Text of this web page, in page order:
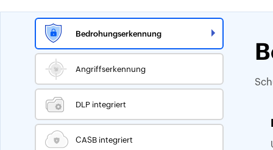
Bedrohungserkennung
Angriffserkennung
DLP integriert
CASB integriert